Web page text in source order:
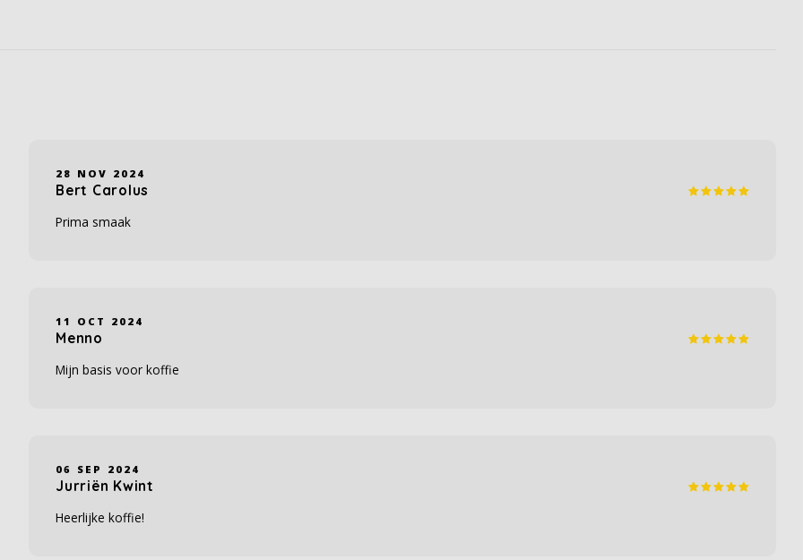
28 NOV 2024
Bert Carolus
Prima smaak
11 OCT 2024
Menno
Mijn basis voor koffie
06 SEP 2024
Jurriën Kwint
Heerlijke koffie!